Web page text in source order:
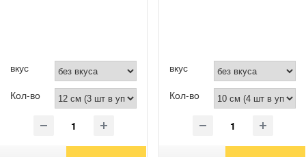
вкус
Кол-во
вкус
Кол-во